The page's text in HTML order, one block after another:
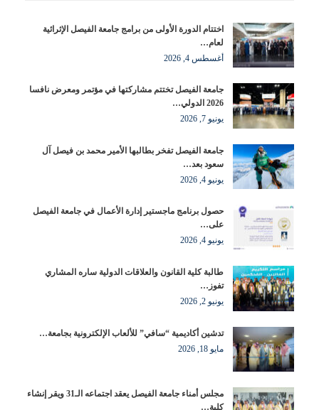
اختتام الدورة الأولى من برامج جامعة الفيصل الإثرائية
لعام…
أغسطس 4, 2026
جامعة الفيصل تختتم مشاركتها في مؤتمر ومعرض نافسا
2026 الدولي…
يونيو 7, 2026
جامعة الفيصل تفخر بطالبها الأمير محمد بن فيصل آل
سعود بعد…
يونيو 4, 2026
حصول برنامج ماجستير إدارة الأعمال في جامعة الفيصل
على…
يونيو 4, 2026
طالبة كلية القانون والعلاقات الدولية ساره المشاري
تفوز…
يونيو 2, 2026
تدشين أكاديمية “سافي” للألعاب الإلكترونية بجامعة…
مايو 18, 2026
مجلس أمناء جامعة الفيصل يعقد اجتماعه الـ31 ويقر إنشاء
كلية…